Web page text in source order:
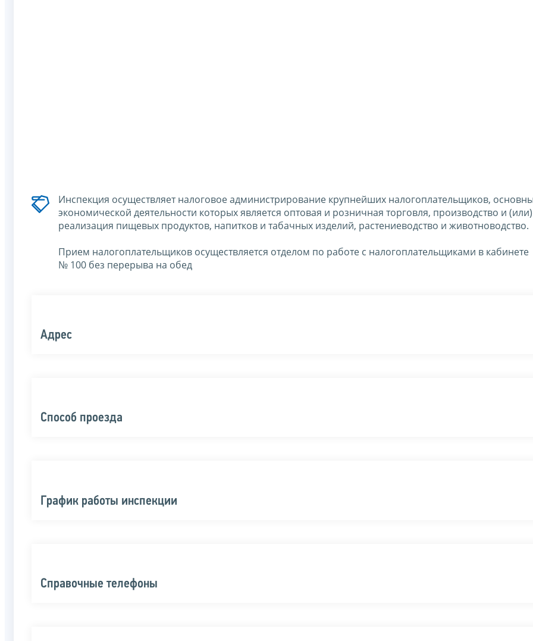
Инспекция осуществляет налоговое администрирование крупнейших налогоплательщиков,
экономической деятельности которых является оптовая и розничная торговля, производство и (или)
реализация пищевых продуктов, напитков и табачных изделий, растениеводство и животноводство.
Прием налогоплательщиков осуществляется отделом по работе с налогоплательщиками в кабинете
№ 100 без перерыва на обед
Адрес
Способ проезда
График работы инспекции
Справочные телефоны